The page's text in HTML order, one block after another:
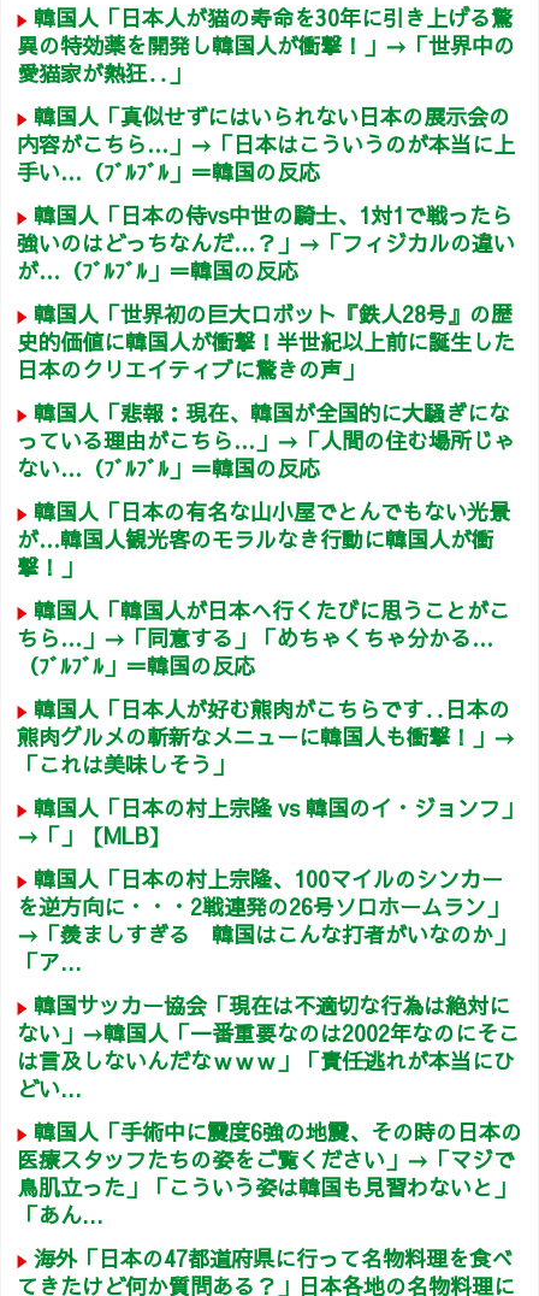
韓国人「日本人が猫の寿命を30年に引き上げる驚
異の特効薬を開発し韓国人が衝撃！」→「世界中の
愛猫家が熱狂‥」
韓国人「真似せずにはいられない日本の展示会の
内容がこちら…」→「日本はこういうのが本当に上
手い…（ﾌﾞﾙﾌﾞﾙ」＝韓国の反応
韓国人「日本の侍vs中世の騎士、1対1で戦ったら
強いのはどっちなんだ…？」→「フィジカルの違い
が…（ﾌﾞﾙﾌﾞﾙ」＝韓国の反応
韓国人「世界初の巨大ロボット『鉄人28号』の歴
史的価値に韓国人が衝撃！半世紀以上前に誕生した
日本のクリエイティブに驚きの声」
韓国人「悲報：現在、韓国が全国的に大騒ぎにな
っている理由がこちら…」→「人間の住む場所じゃ
ない…（ﾌﾞﾙﾌﾞﾙ」＝韓国の反応
韓国人「日本の有名な山小屋でとんでもない光景
が…韓国人観光客のモラルなき行動に韓国人が衝
撃！」
韓国人「韓国人が日本へ行くたびに思うことがこ
ちら…」→「同意する」「めちゃくちゃ分かる…
（ﾌﾞﾙﾌﾞﾙ」＝韓国の反応
韓国人「日本人が好む熊肉がこちらです‥日本の
熊肉グルメの斬新なメニューに韓国人も衝撃！」→
「これは美味しそう」
韓国人「日本の村上宗隆 vs 韓国のイ・ジョンフ」
→「」【MLB】
韓国人「日本の村上宗隆、100マイルのシンカー
を逆方向に・・・2戦連発の26号ソロホームラン」
→「羨ましすぎる 韓国はこんな打者がいなのか」
「ア...
韓国サッカー協会「現在は不適切な行為は絶対に
ない」→韓国人「一番重要なのは2002年なのにそこ
は言及しないんだなｗｗｗ」「責任逃れが本当にひ
どい...
韓国人「手術中に震度6強の地震、その時の日本の
医療スタッフたちの姿をご覧ください」→「マジで
鳥肌立った」「こういう姿は韓国も見習わないと」
「あん...
海外「日本の47都道府県に行って名物料理を食べ
てきたけど何か質問ある？」日本各地の名物料理に